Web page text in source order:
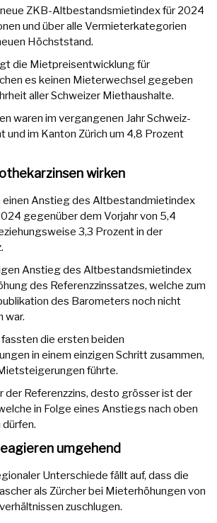
ZKB-Altbestandsmietindex für 2024
und über alle Vermieterkategorien
Höchststand.
die Mietpreisentwicklung für
es keinen Mieterwechsel gegeben
aller Schweizer Miethaushalte.
waren im vergangenen Jahr Schweiz-
und im Kanton Zürich um 4,8 Prozent
wirken
Anstieg des Altbestandmietindex
gegenüber dem Vorjahr von 5,4
3,3 Prozent in der
Anstieg des Altbestandsmietindex
des Referenzzinssatzes, welche zum
des Barometers noch nicht
war.
die ersten beiden
in einem einzigen Schritt zusammen,
führte.
der Referenzzins, desto grösser ist der
in Folge eines Anstiegs nach oben
umgehend
Unterschiede fällt auf, dass die
als Zürcher bei Mieterhöhungen von
zuschlugen.